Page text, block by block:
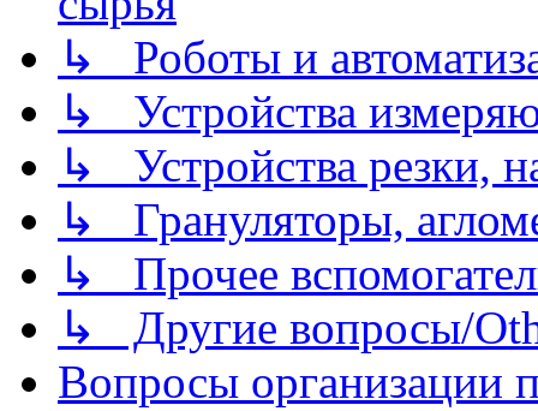
↳ Роботы и
↳ Устройства
↳ Устройства резки,
↳ Грануляторы,
↳ Прочее
↳ Другие вопросы/
Вопросы организации